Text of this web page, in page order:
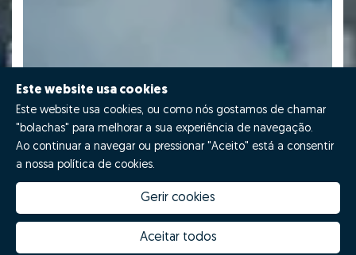
Este website usa cookies
Este website usa cookies, ou como nós gostamos de chamar
"bolachas" para melhorar a sua experiência de navegação.
Ao continuar a navegar ou pressionar "Aceito" está a consentir
a nossa política de cookies.
Gerir cookies
Aceitar todos